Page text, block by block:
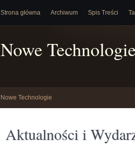
Strona główna Archiwum Spis Treści
Nowe
Nowe Technologie
Aktualności i